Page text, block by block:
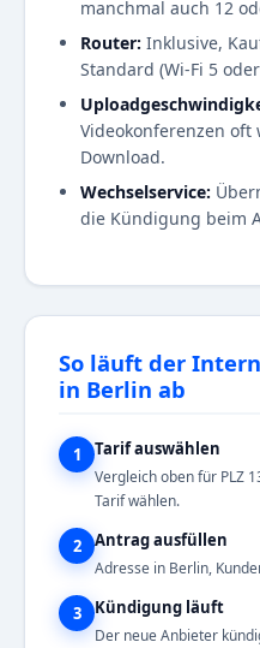
manchmal auch 12
Router: Inklusive,
Standard (Wi-Fi 5
Videokonferenzen
Download.
Wechselservice:
die Kündigung beim
So läuft der
in Berlin ab
1 Tarif auswählen
Vergleich oben für PLZ
Tarif wählen.
2 Antrag ausfüllen
Adresse in Berlin,
3 Kündigung läuft
Der neue Anbieter